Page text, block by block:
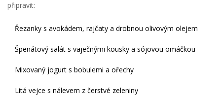
připravit:
Řezanky s avokádem, rajčaty a drobnou olivovým olejem
Špenátový salát s vaječnými kousky a sójovou omáčkou
Mixovaný jogurt s bobulemi a ořechy
Litá vejce s nálevem z čerstvé zeleniny